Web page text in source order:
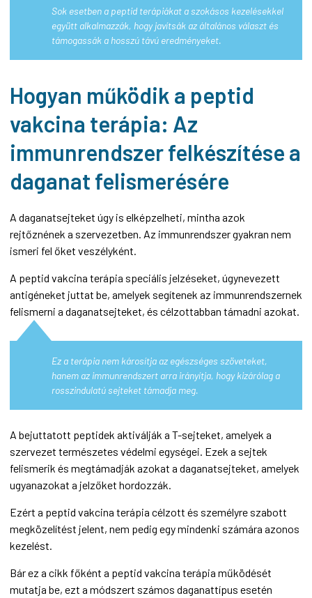
Sok esetben a peptid terápiákat a szokásos kezelésekkel
együtt alkalmazzák, hogy javítsák az általános választ és
támogassák a hosszú távú eredményeket.
Hogyan működik a peptid
vakcina terápia: Az
immunrendszer felkészítése a
daganat felismerésére
A daganatsejteket úgy is elképzelheti, mintha azok
rejtőznének a szervezetben. Az immunrendszer gyakran nem
ismeri fel őket veszélyként.
A peptid vakcina terápia speciális jelzéseket, úgynevezett
antigéneket juttat be, amelyek segítenek az immunrendszernek
felismerni a daganatsejteket, és célzottabban támadni azokat.
Ez a terápia nem károsítja az egészséges szöveteket,
hanem az immunrendszert arra irányítja, hogy kizárólag a
rosszindulatú sejteket támadja meg.
A bejuttatott peptidek aktiválják a T-sejteket, amelyek a
szervezet természetes védelmi egységei. Ezek a sejtek
felismerik és megtámadják azokat a daganatsejteket, amelyek
ugyanazokat a jelzőket hordozzák.
Ezért a peptid vakcina terápia célzott és személyre szabott
megközelítést jelent, nem pedig egy mindenki számára azonos
kezelést.
Bár ez a cikk főként a peptid vakcina terápia működését
mutatja be, ezt a módszert számos daganattípus esetén